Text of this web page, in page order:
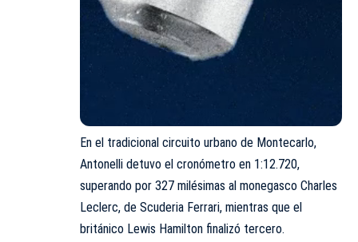
En el tradicional circuito urbano de Montecarlo,
Antonelli detuvo el cronómetro en 1:12.720,
superando por 327 milésimas al monegasco Charles
Leclerc, de Scuderia Ferrari, mientras que el
británico Lewis Hamilton finalizó tercero.